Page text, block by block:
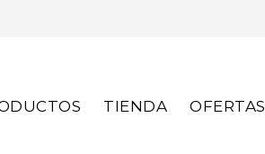
TIENDA OFERTAS